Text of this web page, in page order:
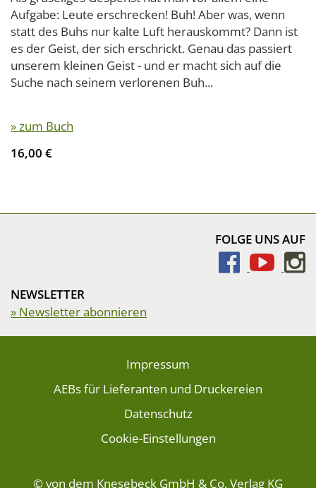
Aufgabe: Leute erschrecken! Buh! Aber was, wenn
statt des Buhs nur kalte Luft herauskommt? Dann ist
es der Geist, der sich erschrickt. Genau das passiert
unserem kleinen Geist - und er macht sich auf die
Suche nach seinem verlorenen Buh...
» zum Buch
16,00 €
FOLGE UNS AUF
NEWSLETTER
» Newsletter abonnieren
Impressum
AEBs für Lieferanten und Druckereien
Datenschutz
Cookie-Einstellungen
© von dem Knesebeck GmbH & Co. Verlag KG